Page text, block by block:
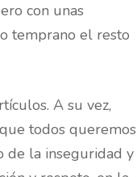
con unas
temprano el resto
A su vez,
todos queremos
de la inseguridad y